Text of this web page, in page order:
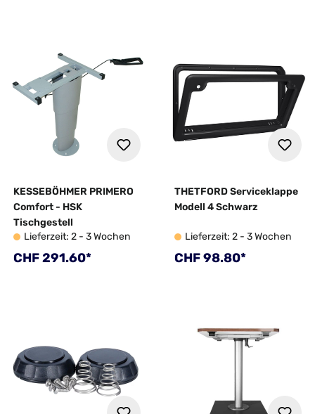
KESSEBÖHMER PRIMERO
Comfort - HSK
Tischgestell
Lieferzeit: 2 - 3 Wochen
Regulärer Preis:
CHF 291.60*
THETFORD Serviceklappe
Modell 4 Schwarz
Lieferzeit: 2 - 3 Wochen
Regulärer Preis:
CHF 98.80*